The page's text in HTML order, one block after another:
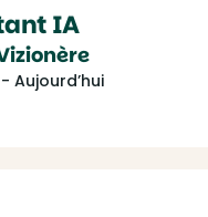
IA
Aujourd’hui